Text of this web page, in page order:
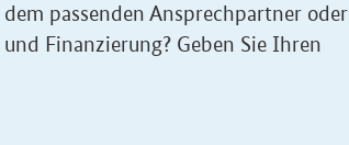
passenden Ansprechpartner oder
Finanzierung? Geben Sie Ihren